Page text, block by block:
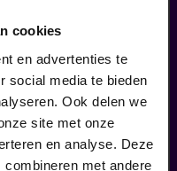
cookies
en advertenties te
social media te bieden
Ook delen we
site met onze
en analyse. Deze
met andere